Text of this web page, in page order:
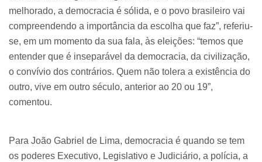
melhorado, a democracia é sólida, e o povo brasileiro vai
compreendendo a importância da escolha que faz”, referiu-
se, em um momento da sua fala, às eleições: “temos que
entender que é inseparável da democracia, da civilização,
o convívio dos contrários. Quem não tolera a existência do
outro, vive em outro século, anterior ao 20 ou 19”,
comentou.
Para João Gabriel de Lima, democracia é quando se tem
os poderes Executivo, Legislativo e Judiciário, a polícia, a